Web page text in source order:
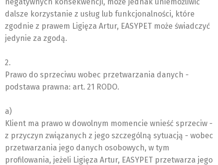
dalsze korzystanie z usług lub funkcjonalności, które
zgodnie z prawem Ligięza Artur, EASYPET może świadczyć
jedynie za zgodą.
2.
Prawo do sprzeciwu wobec przetwarzania danych -
podstawa prawna: art. 21 RODO.
a)
Klient ma prawo w dowolnym momencie wnieść sprzeciw -
z przyczyn związanych z jego szczególną sytuacją - wobec
przetwarzania jego danych osobowych, w tym
profilowania, jeżeli Ligięza Artur, EASYPET przetwarza jego